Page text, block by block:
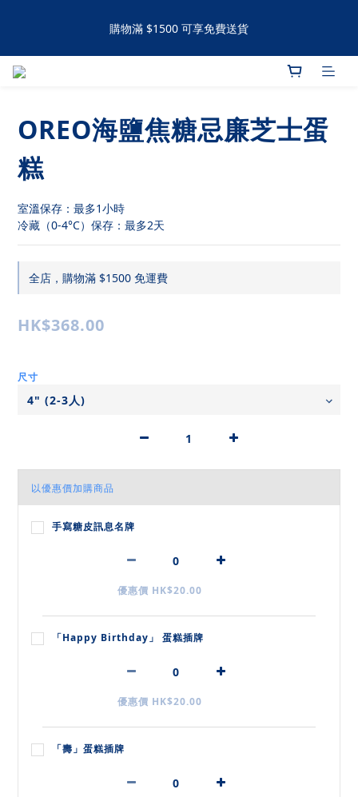
購物滿 $1500 可享免費送貨
手工撻 / 曲奇購買滿60件可享有九五折優惠 滿120件可享有九折優
購物滿 $1500 可享免費送貨
OREO海鹽焦糖忌廉芝士蛋
糕
室溫保存：最多1小時
冷藏（0-4°C）保存：最多2天
全店，購物滿 $1500 免運費
HK$368.00
尺寸
以優惠價加購商品
手寫糖皮訊息名牌
優惠價 HK$20.00
「Happy Birthday」 蛋糕插牌
優惠價 HK$20.00
「壽」蛋糕插牌